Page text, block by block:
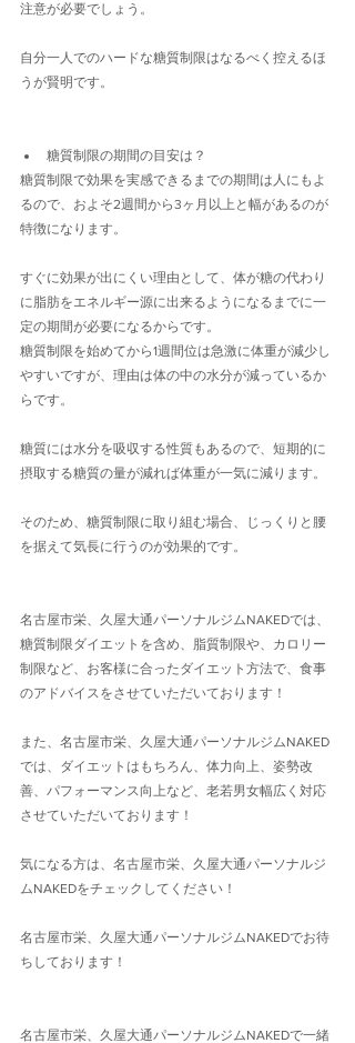
注意が必要でしょう。
自分一人でのハードな糖質制限はなるべく控えるほ
うが賢明です。
糖質制限の期間の目安は？
糖質制限で効果を実感できるまでの期間は人にもよ
るので、およそ2週間から3ヶ月以上と幅があるのが
特徴になります。
すぐに効果が出にくい理由として、体が糖の代わり
に脂肪をエネルギー源に出来るようになるまでに一
定の期間が必要になるからです。
糖質制限を始めてから1週間位は急激に体重が減少し
やすいですが、理由は体の中の水分が減っているか
らです。
糖質には水分を吸収する性質もあるので、短期的に
摂取する糖質の量が減れば体重が一気に減ります。
そのため、糖質制限に取り組む場合、じっくりと腰
を据えて気長に行うのが効果的です。
名古屋市栄、久屋大通パーソナルジムNAKEDでは、
糖質制限ダイエットを含め、脂質制限や、カロリー
制限など、お客様に合ったダイエット方法で、食事
のアドバイスをさせていただいております！
また、名古屋市栄、久屋大通パーソナルジムNAKED
では、ダイエットはもちろん、体力向上、姿勢改
善、パフォーマンス向上など、老若男女幅広く対応
させていただいております！
気になる方は、名古屋市栄、久屋大通パーソナルジ
ムNAKEDをチェックしてください！
名古屋市栄、久屋大通パーソナルジムNAKEDでお待
ちしております！
名古屋市栄、久屋大通パーソナルジムNAKEDで一緒